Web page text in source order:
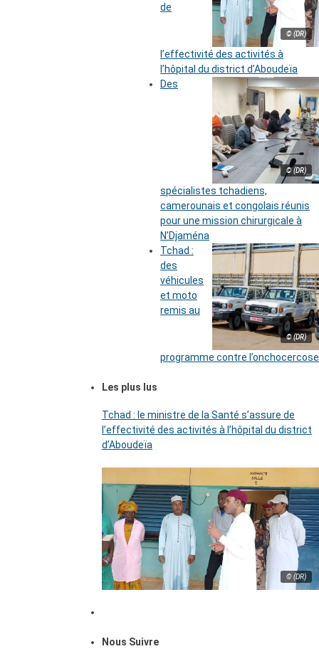
© (DR)
de
l’effectivité des activités à
l’hôpital du district d’Aboudeïa
© (DR)
Des
spécialistes tchadiens,
camerounais et congolais réunis
pour une mission chirurgicale à
N’Djaména
© (DR)
Tchad :
des
véhicules
et moto
remis au
programme contre l’onchocercose
Les plus lus
Tchad : le ministre de la Santé s’assure de
l’effectivité des activités à l’hôpital du district
d’Aboudeïa
© (DR)
Nous Suivre